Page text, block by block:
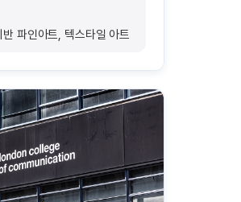
파인아트, 텍스타일 아트